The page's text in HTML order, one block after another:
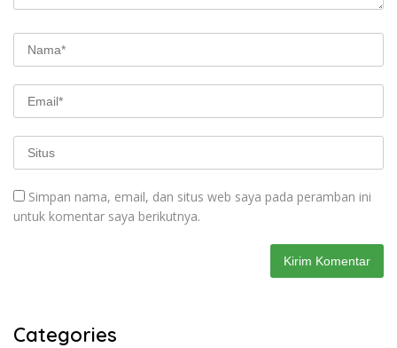
Simpan nama, email, dan situs web saya pada peramban ini
untuk komentar saya berikutnya.
Categories